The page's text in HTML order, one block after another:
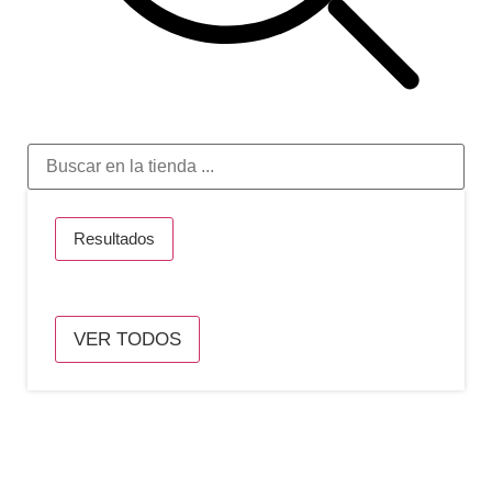
Resultados
VER TODOS